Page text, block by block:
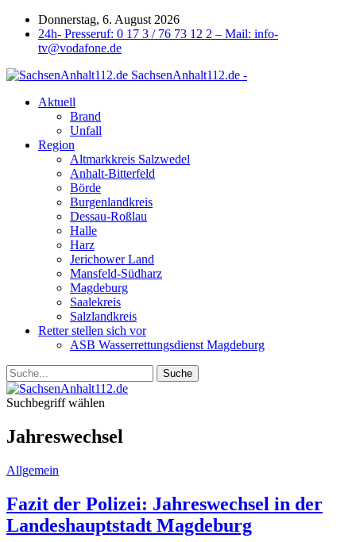
Donnerstag, 6. August 2026
24h- Presseruf: 0 17 3 / 76 73 12 2 – Mail: info-
tv@vodafone.de
SachsenAnhalt112.de -
Aktuell
Brand
Unfall
Region
Altmarkkreis Salzwedel
Anhalt-Bitterfeld
Börde
Burgenlandkreis
Dessau-Roßlau
Halle
Harz
Jerichower Land
Mansfeld-Südharz
Magdeburg
Saalekreis
Salzlandkreis
Retter stellen sich vor
ASB Wasserrettungsdienst Magdeburg
Suchbegriff wählen
Jahreswechsel
Allgemein
Fazit der Polizei: Jahreswechsel in der
Landeshauptstadt Magdeburg